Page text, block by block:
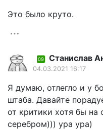
Это было круто.
09 Станислав
04.03.2021 16:17
Я думаю, отлегло и у
штаба. Давайте
от критики хотя бы на
серебром))) ура ура)